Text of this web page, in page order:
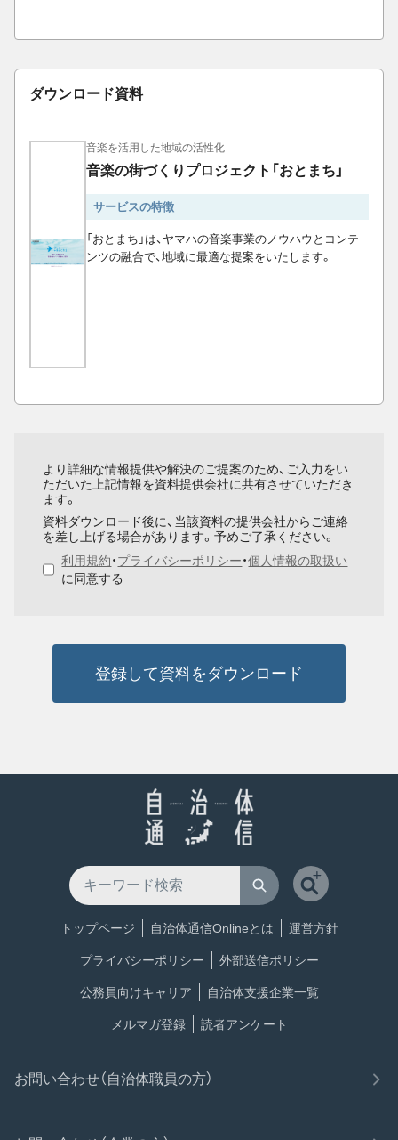
ダウンロード資料
音楽を活用した地域の活性化
音楽の街づくりプロジェクト「おとまち」
サービスの特徴
「おとまち」は、ヤマハの音楽事業のノウハウとコンテ
ンツの融合で、地域に最適な提案をいたします。
より詳細な情報提供や解決のご提案のため、ご入力をい
ただいた上記情報を資料提供会社に共有させていただき
ます。
資料ダウンロード後に、当該資料の提供会社からご連絡
を差し上げる場合があります。予めご了承ください。
利用規約・プライバシーポリシー・個人情報の取扱い
に同意する
登録して資料をダウンロード
トップページ 自治体通信Onlineとは 運営方針
プライバシーポリシー 外部送信ポリシー
公務員向けキャリア 自治体支援企業一覧
メルマガ登録 読者アンケート
お問い合わせ（自治体職員の方）